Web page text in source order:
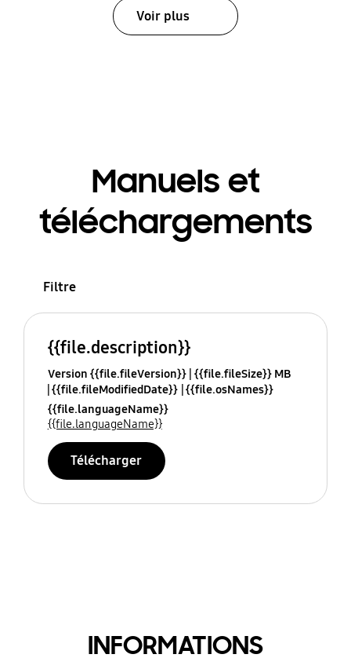
Voir plus
Manuels et
téléchargements
Filtre
{{file.description}}
Version {{file.fileVersion}} {{file.fileSize}} MB
{{file.fileModifiedDate}} {{file.osNames}}
{{file.languageName}}
{{file.languageName}}
Télécharger
INFORMATIONS